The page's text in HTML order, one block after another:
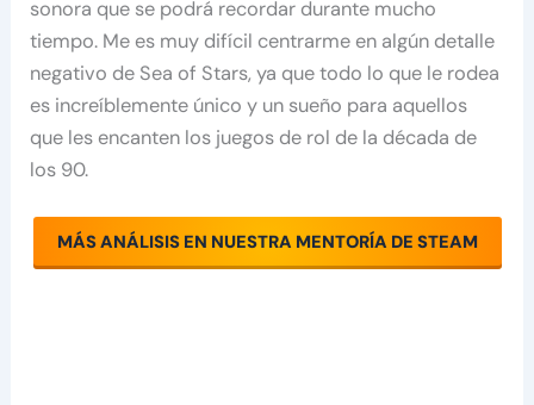
sonora que se podrá recordar durante mucho
tiempo. Me es muy difícil centrarme en algún detalle
negativo de Sea of Stars, ya que todo lo que le rodea
es increíblemente único y un sueño para aquellos
que les encanten los juegos de rol de la década de
los 90.
MÁS ANÁLISIS EN NUESTRA MENTORÍA DE STEAM